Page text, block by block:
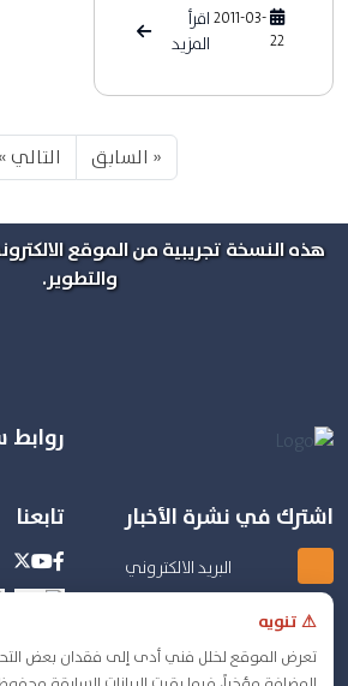
2011-03-
22
اقرأ
المزيد
« السابق التالي »
هذه النسخة تجريبية من الموقع
والتطوير.
روابط
اشترك في نشرة الأخبار تابعنا
⚠ تنويه
تعرض الموقع لخلل فني أدى إلى فقدان بعض